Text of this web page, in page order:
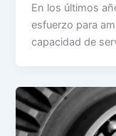
En los últimos
esfuerzo para
capacidad de